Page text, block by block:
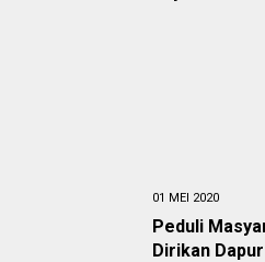
01 MEI 2020
Peduli
Dirikan